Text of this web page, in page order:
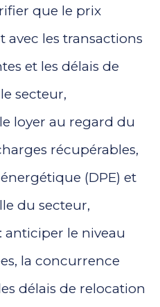
que le prix
avec les transactions
et les délais de
secteur,
loyer au regard du
récupérables,
(DPE) et
du secteur,
: anticiper le niveau
la concurrence
délais de relocation